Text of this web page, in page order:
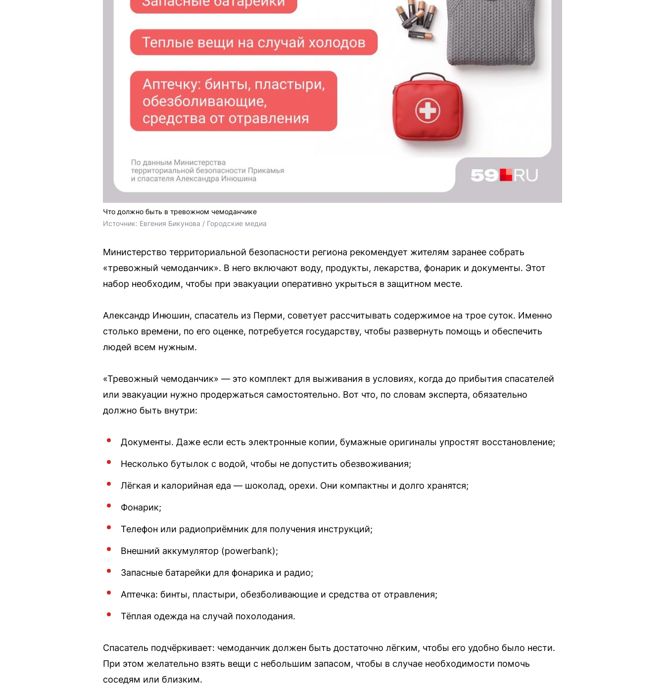
Что должно быть в тревожном чемоданчике
Источник: Евгения Бикунова / Городские медиа
Министерство территориальной безопасности региона рекомендует жителям заранее собрать
«тревожный чемоданчик». В него включают воду, продукты, лекарства, фонарик и документы. Этот
набор необходим, чтобы при эвакуации оперативно укрыться в защитном месте.
Александр Инюшин, спасатель из Перми, советует рассчитывать содержимое на трое суток. Именно
столько времени, по его оценке, потребуется государству, чтобы развернуть помощь и обеспечить
людей всем нужным.
«Тревожный чемоданчик» — это комплект для выживания в условиях, когда до прибытия спасателей
или эвакуации нужно продержаться самостоятельно. Вот что, по словам эксперта, обязательно
должно быть внутри:
Документы. Даже если есть электронные копии, бумажные оригиналы упростят восстановление;
Несколько бутылок с водой, чтобы не допустить обезвоживания;
Лёгкая и калорийная еда — шоколад, орехи. Они компактны и долго хранятся;
Фонарик;
Телефон или радиоприёмник для получения инструкций;
Внешний аккумулятор (powerbank);
Запасные батарейки для фонарика и радио;
Аптечка: бинты, пластыри, обезболивающие и средства от отравления;
Тёплая одежда на случай похолодания.
Спасатель подчёркивает: чемоданчик должен быть достаточно лёгким, чтобы его удобно было нести.
При этом желательно взять вещи с небольшим запасом, чтобы в случае необходимости помочь
соседям или близким.